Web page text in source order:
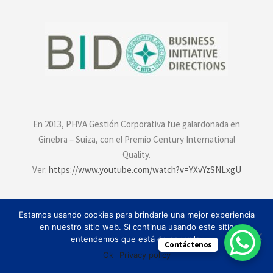
En 2013, PHVA Gestión Corporativa fue galardonada en
Ginebra – Suiza, con el Premio Century International
Quality.
Ver: https://www.youtube.com/watch?v=YXvYzSNLxgU
Política de privacidad
Contáctenos
Estamos usando cookies para brindarle una mejor experiencia
en nuestro sitio web. Si continua usando este sitio
entendemos que está de acuerdo.
Ok
Privacy policy